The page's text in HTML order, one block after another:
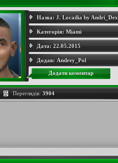
Назва: J. Locadia by
Категорія: Miami
Дата: 22.05.2015
Додав: Andrey_Pol
Додати коментар
Переглядів: 3904